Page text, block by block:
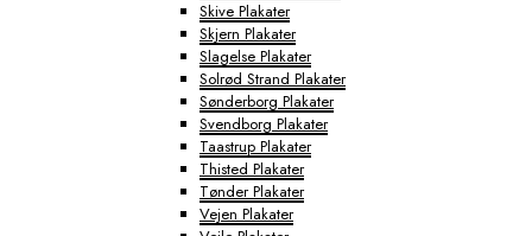
Skive Plakater
Skjern Plakater
Slagelse Plakater
Solrød Strand Plakater
Sønderborg Plakater
Svendborg Plakater
Taastrup Plakater
Thisted Plakater
Tønder Plakater
Vejen Plakater